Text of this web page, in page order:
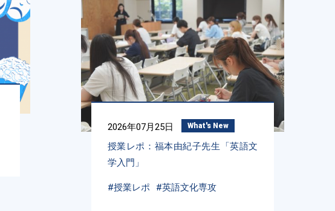
2026年07月25日 What's New
授業レポ：福本由紀子先生「英語文
学入門」
#授業レポ #英語文化専攻